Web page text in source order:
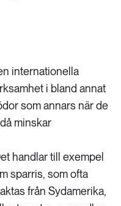
internationella
i bland annat
som annars när de
minskar
handlar till exempel
sparris, som ofta
från Sydamerika,